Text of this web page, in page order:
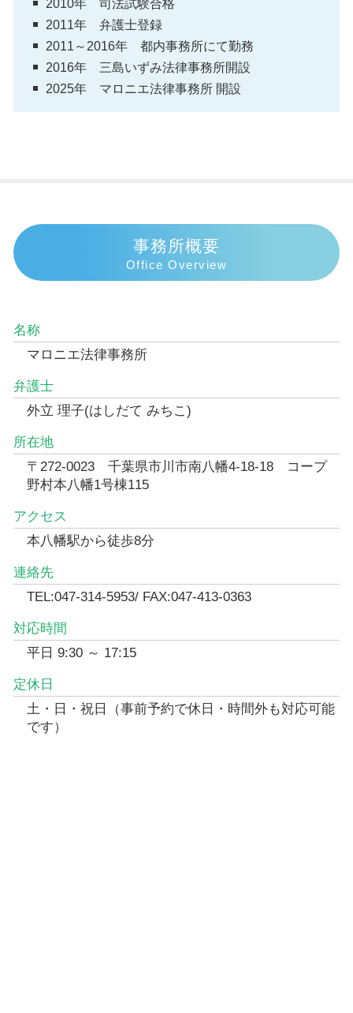
2010年 司法試験合格
2011年 弁護士登録
2011～2016年 都内事務所にて勤務
2016年 三島いずみ法律事務所開設
2025年 マロニエ法律事務所 開設
事務所概要
Office Overview
名称
マロニエ法律事務所
弁護士
外立 理子(はしだて みちこ)
所在地
〒272-0023 千葉県市川市南八幡4-18-18 コープ
野村本八幡1号棟115
アクセス
本八幡駅から徒歩8分
連絡先
TEL:047-314-5953/ FAX:047-413-0363
対応時間
平日 9:30 ～ 17:15
定休日
土・日・祝日（事前予約で休日・時間外も対応可能
です）